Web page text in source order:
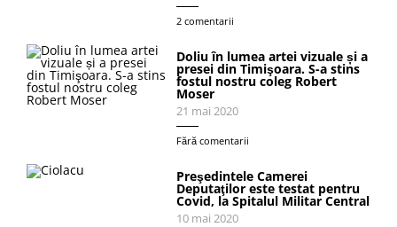
2 comentarii
Doliu în lumea artei vizuale și a
presei din Timişoara. S-a stins
fostul nostru coleg Robert
Moser
21 mai 2020
Fără comentarii
Preşedintele Camerei
Deputaţilor este testat pentru
Covid, la Spitalul Militar Central
10 mai 2020